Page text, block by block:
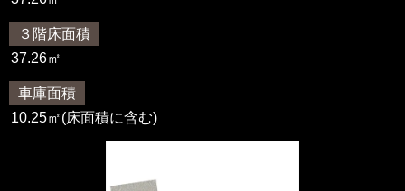
３階床面積
37.26㎡
車庫面積
10.25㎡(床面積に含む)